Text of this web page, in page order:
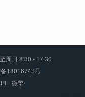
周日 8:30 - 17:30
18016743号
微擎